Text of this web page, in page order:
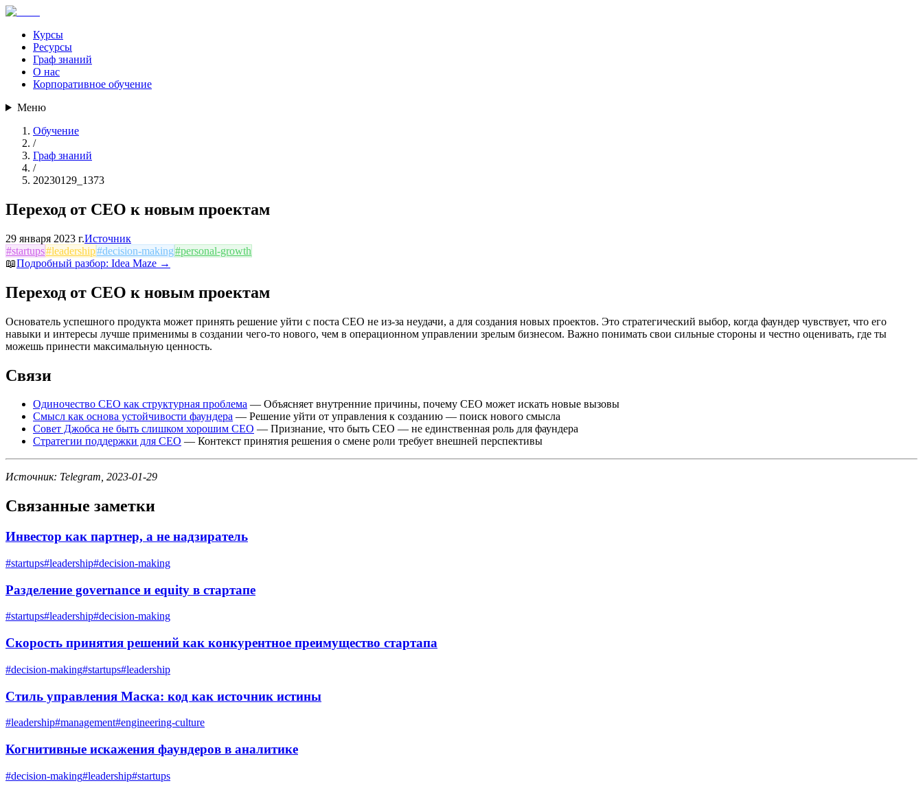
Курсы
Ресурсы
Граф знаний
О нас
Корпоративное обучение
Меню
Обучение
/
Граф знаний
/
20230129_1373
Переход от CEO к новым проектам
29 января 2023 г.Источник
#startups#leadership#decision-making#personal-growth
📖Подробный разбор: Idea Maze →
Переход от CEO к новым проектам
Основатель успешного продукта может принять решение уйти с поста CEO не из-за неудачи, а для создания новых проектов. Это стратегический выбор, когда фаундер чувствует, что его
навыки и интересы лучше применимы в создании чего-то нового, чем в операционном управлении зрелым бизнесом. Важно понимать свои сильные стороны и честно оценивать, где ты
можешь принести максимальную ценность.
Связи
Одиночество CEO как структурная проблема — Объясняет внутренние причины, почему CEO может искать новые вызовы
Смысл как основа устойчивости фаундера — Решение уйти от управления к созданию — поиск нового смысла
Совет Джобса не быть слишком хорошим CEO — Признание, что быть CEO — не единственная роль для фаундера
Стратегии поддержки для CEO — Контекст принятия решения о смене роли требует внешней перспективы
Источник: Telegram, 2023-01-29
Связанные заметки
Инвестор как партнер, а не надзиратель
#startups#leadership#decision-making
Разделение governance и equity в стартапе
#startups#leadership#decision-making
Скорость принятия решений как конкурентное преимущество стартапа
#decision-making#startups#leadership
Стиль управления Маска: код как источник истины
#leadership#management#engineering-culture
Когнитивные искажения фаундеров в аналитике
#decision-making#leadership#startups